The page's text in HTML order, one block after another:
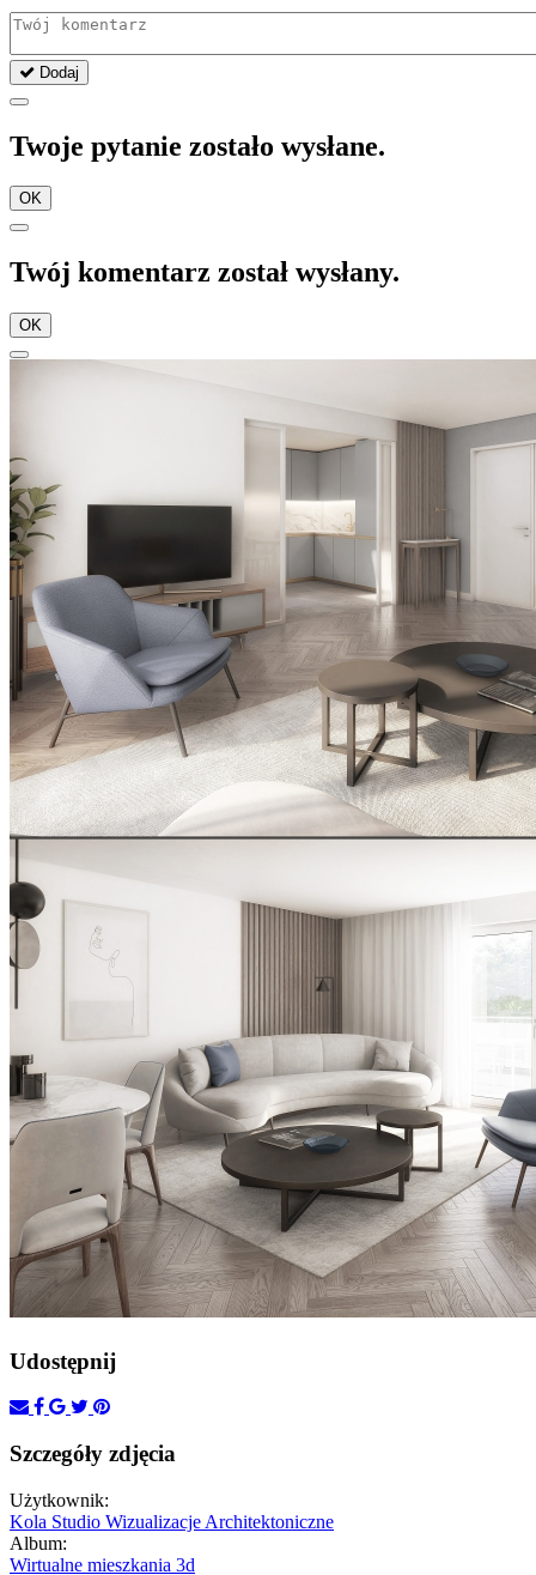
Dodaj
Twoje pytanie zostało wysłane.
OK
Twój komentarz został wysłany.
OK
Udostępnij
Szczegóły zdjęcia
Użytkownik:
Kola Studio Wizualizacje Architektoniczne
Album:
Wirtualne mieszkania 3d